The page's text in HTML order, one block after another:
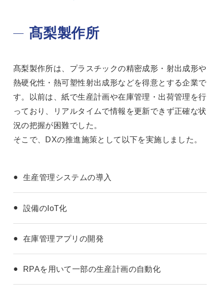
髙梨製作所
髙梨製作所は、プラスチックの精密成形・射出成形や
熱硬化性・熱可塑性射出成形などを得意とする企業で
す。以前は、紙で生産計画や在庫管理・出荷管理を行
っており、リアルタイムで情報を更新できず正確な状
況の把握が困難でした。
そこで、DXの推進施策として以下を実施しました。
生産管理システムの導入
設備のIoT化
在庫管理アプリの開発
RPAを用いて一部の生産計画の自動化